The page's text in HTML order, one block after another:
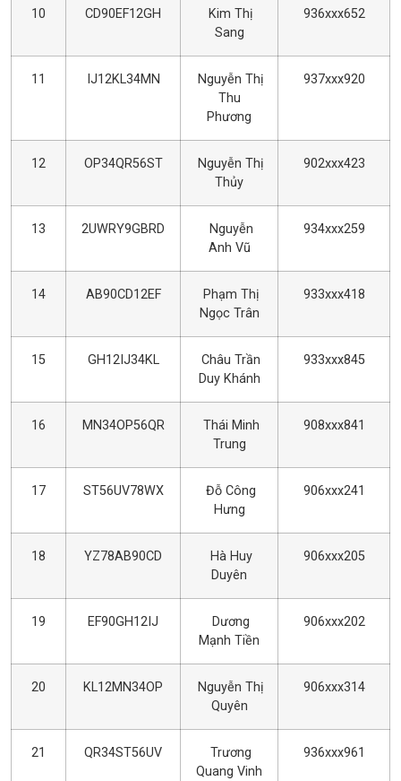
10 CD90EF12GH
Kim Thị
Sang
936xxx652
11 IJ12KL34MN
Nguyễn Thị
Thu
Phương
937xxx920
12 OP34QR56ST
Nguyễn Thị
Thủy
902xxx423
13 2UWRY9GBRD
Nguyễn
Anh Vũ
934xxx259
14 AB90CD12EF
Phạm Thị
Ngọc Trân
933xxx418
15 GH12IJ34KL
Châu Trần
Duy Khánh
933xxx845
16 MN34OP56QR
Thái Minh
Trung
908xxx841
17 ST56UV78WX
Đỗ Công
Hưng
906xxx241
18 YZ78AB90CD
Hà Huy
Duyên
906xxx205
19 EF90GH12IJ
Dương
Mạnh Tiền
906xxx202
20 KL12MN34OP
Nguyễn Thị
Quyên
906xxx314
21 QR34ST56UV
Trương
Quang Vinh
936xxx961